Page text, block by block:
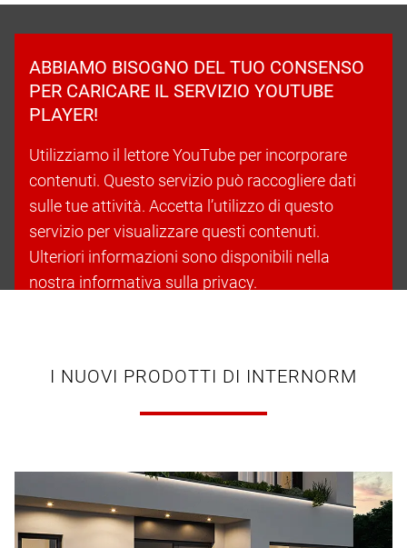
ABBIAMO BISOGNO DEL TUO CONSENSO
PER CARICARE IL SERVIZIO YOUTUBE
PLAYER!
Utilizziamo il lettore YouTube per incorporare
contenuti. Questo servizio può raccogliere dati
sulle tue attività. Accetta l’utilizzo di questo
servizio per visualizzare questi contenuti.
Ulteriori informazioni sono disponibili nella
nostra informativa sulla privacy.
I NUOVI PRODOTTI DI INTERNORM